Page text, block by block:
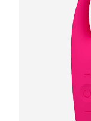
Saudiarabien